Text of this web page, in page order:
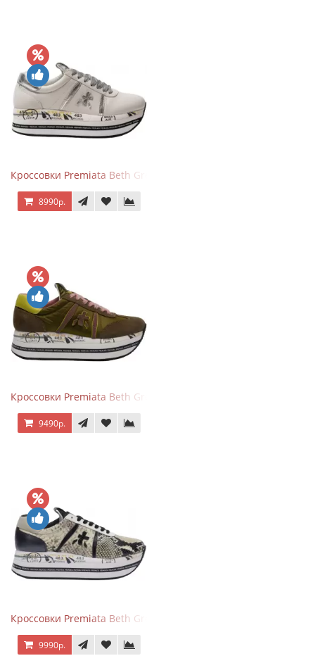
Кроссовки Premiata Beth Grey Silver
8990р.
Кроссовки Premiata Beth Green Pink
9490р.
Кроссовки Premiata Beth Grey Python
9990р.